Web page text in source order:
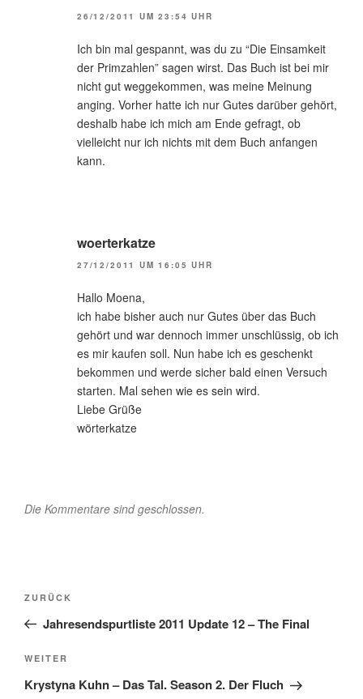
26/12/2011 UM 23:54 UHR
Ich bin mal gespannt, was du zu “Die Einsamkeit
der Primzahlen” sagen wirst. Das Buch ist bei mir
nicht gut weggekommen, was meine Meinung
anging. Vorher hatte ich nur Gutes darüber gehört,
deshalb habe ich mich am Ende gefragt, ob
vielleicht nur ich nichts mit dem Buch anfangen
kann.
woerterkatze
27/12/2011 UM 16:05 UHR
Hallo Moena,
ich habe bisher auch nur Gutes über das Buch
gehört und war dennoch immer unschlüssig, ob ich
es mir kaufen soll. Nun habe ich es geschenkt
bekommen und werde sicher bald einen Versuch
starten. Mal sehen wie es sein wird.
Liebe Grüße
wörterkatze
Die Kommentare sind geschlossen.
Beitragsnavigation
Vorheriger
Beitrag
ZURÜCK
Jahresendspurtliste 2011 Update 12 – The Final
Nächster
Beitrag
WEITER
Krystyna Kuhn – Das Tal. Season 2. Der Fluch